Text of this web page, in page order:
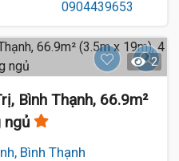
2
Bình Thạnh, 66.9m²
ngủ
Bình Thạnh